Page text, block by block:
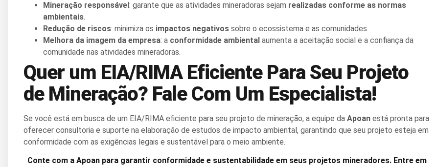
Mineração responsável: garante que as atividades mineradoras sejam realizadas conforme as normas
ambientais.
Redução de riscos: minimiza os impactos negativos sobre o ecossistema e as comunidades.
Melhora da imagem da empresa: a conformidade ambiental aumenta a aceitação social e a confiança da
comunidade nas atividades mineradoras.
Quer um EIA/RIMA Eficiente Para Seu Projeto
de Mineração? Fale Com Um Especialista!
Se você está em busca de um EIA/RIMA eficiente para seu projeto de mineração, a equipe da Apoan está pronta para
oferecer consultoria e suporte na elaboração de estudos de impacto ambiental, garantindo que seu projeto esteja em
conformidade com as exigências legais e sustentável para o meio ambiente.
Conte com a Apoan para garantir conformidade e sustentabilidade em seus projetos mineradores. Entre em